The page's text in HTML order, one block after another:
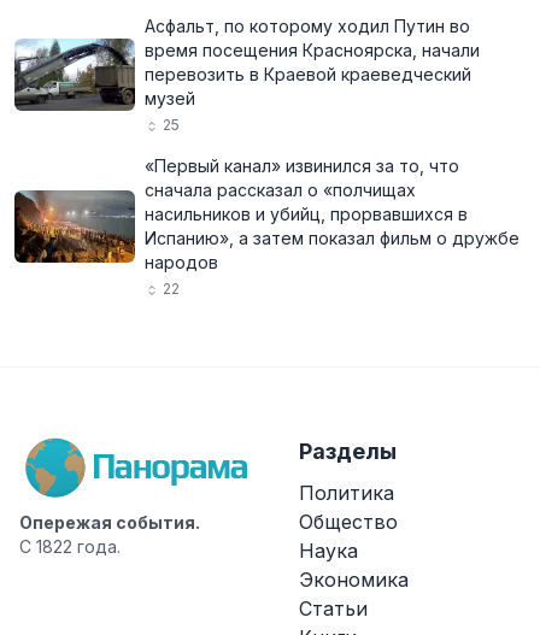
Асфальт, по которому ходил Путин во
время посещения Красноярска, начали
перевозить в Краевой краеведческий
музей
25
«Первый канал» извинился за то, что
сначала рассказал о «полчищах
насильников и убийц, прорвавшихся в
Испанию», а затем показал фильм о дружбе
народов
22
Опережая события.
С 1822 года.
Разделы
Политика
Общество
Наука
Экономика
Статьи